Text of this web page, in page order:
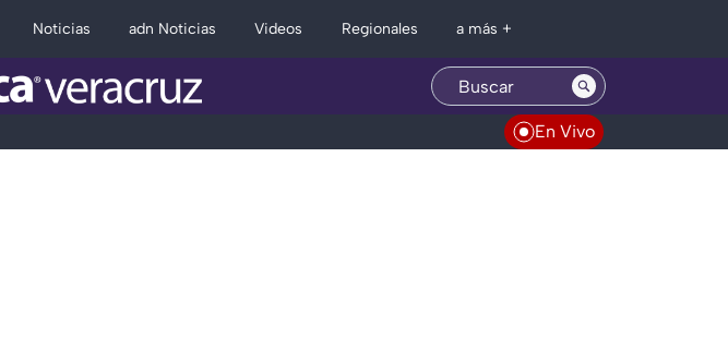
Noticias adn Noticias Videos Regionales a más +
En Vivo